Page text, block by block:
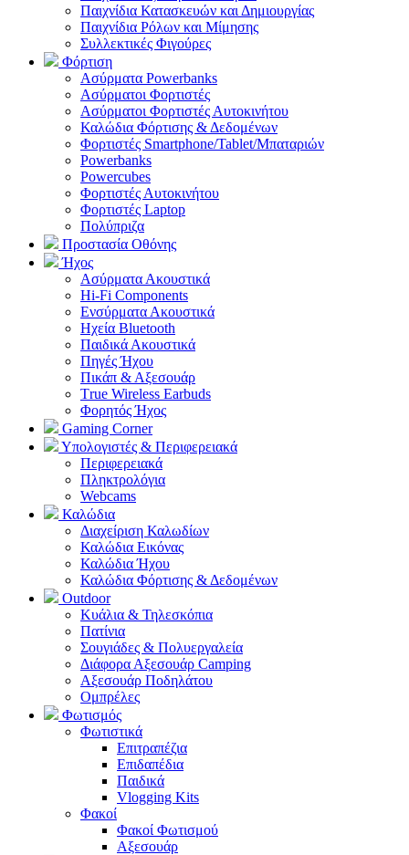
Παιχνίδια Κατασκευών και Δημιουργίας
Παιχνίδια Ρόλων και Μίμησης
Συλλεκτικές Φιγούρες
Φόρτιση
Ασύρματα Powerbanks
Aσύρματοι Φορτιστές
Ασύρματοι Φορτιστές Αυτοκινήτου
Καλώδια Φόρτισης & Δεδομένων
Φορτιστές Smartphone/Tablet/Μπαταριών
Powerbanks
Powercubes
Φορτιστές Αυτοκινήτου
Φορτιστές Laptop
Πολύπριζα
Προστασία Οθόνης
Ήχος
Ασύρματα Ακουστικά
Hi-Fi Components
Ενσύρματα Ακουστικά
Ηχεία Bluetooth
Παιδικά Ακουστικά
Πηγές Ήχου
Πικάπ & Αξεσουάρ
Τrue Wireless Earbuds
Φορητός Ήχος
Gaming Corner
Υπολογιστές & Περιφερειακά
Περιφερειακά
Πληκτρολόγια
Webcams
Καλώδια
Διαχείριση Καλωδίων
Καλώδια Εικόνας
Καλώδια Ήχου
Καλώδια Φόρτισης & Δεδομένων
Outdoor
Κυάλια & Τηλεσκόπια
Πατίνια
Σουγιάδες & Πολυεργαλεία
Διάφορα Αξεσουάρ Camping
Αξεσουάρ Ποδηλάτου
Ομπρέλες
Φωτισμός
Φωτιστικά
Επιτραπέζια
Επιδαπέδια
Παιδικά
Vlogging Kits
Φακοί
Φακοί Φωτισμού
Αξεσουάρ